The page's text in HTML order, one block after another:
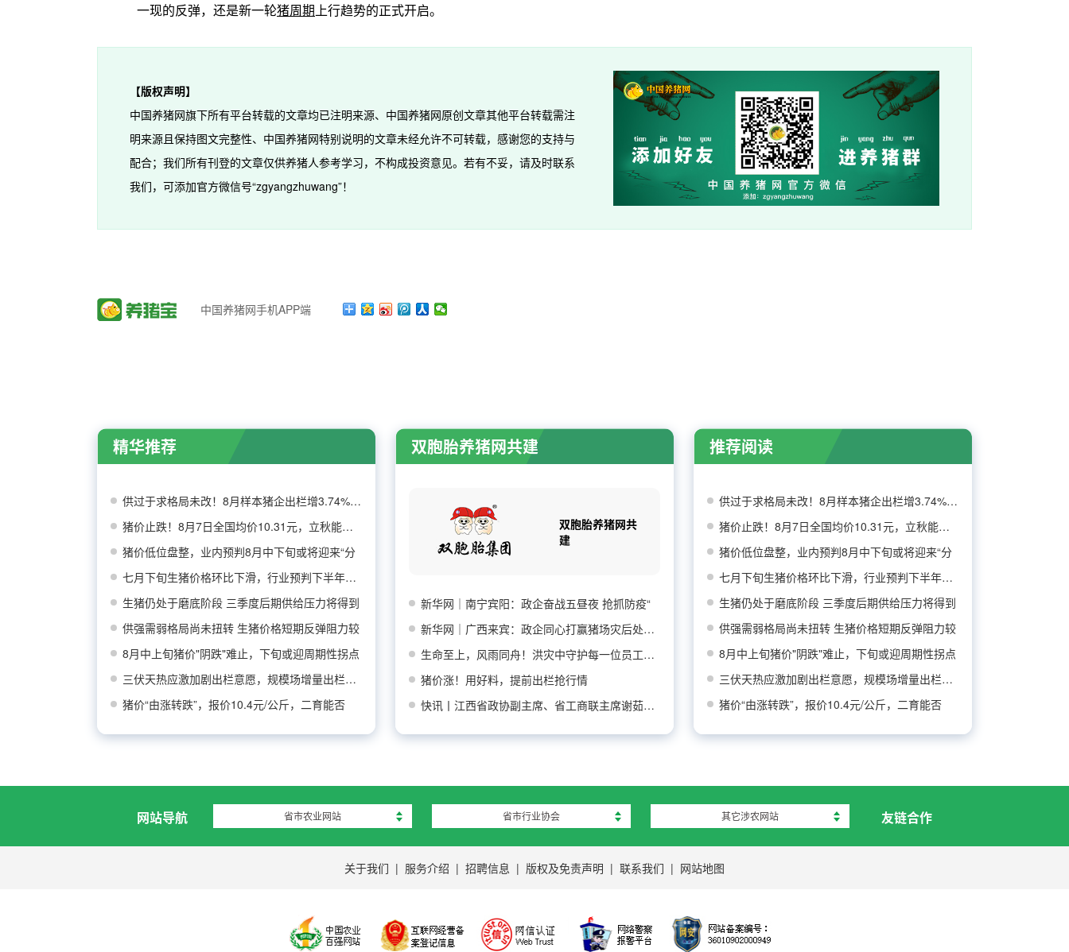
一现的反弹，还是新一轮猪周期上行趋势的正式开启。
【版权声明】
中国养猪网旗下所有平台转载的文章均已注明来源、中国养猪网原创文章其他平台转载需注
明来源且保持图文完整性、中国养猪网特别说明的文章未经允许不可转载，感谢您的支持与
配合；我们所有刊登的文章仅供养猪人参考学习，不构成投资意见。若有不妥，请及时联系
我们，可添加官方微信号“zgyangzhuwang”！
中国养猪网手机APP端
精华推荐
供过于求格局未改！8月样本猪企出栏增3.74%，消
猪价止跌！8月7日全国均价10.31元，立秋能否带
猪价低位盘整，业内预判8月中下旬或将迎来“分
七月下旬生猪价格环比下滑，行业预判下半年猪价
生猪仍处于磨底阶段 三季度后期供给压力将得到
供强需弱格局尚未扭转 生猪价格短期反弹阻力较
8月中上旬猪价"阴跌"难止，下旬或迎周期性拐点
三伏天热应激加剧出栏意愿，规模场增量出栏兑现
猪价“由涨转跌”，报价10.4元/公斤，二育能否
双胞胎养猪网共建
双胞胎养猪网共
建
新华网｜南宁宾阳：政企奋战五昼夜 抢抓防疫“
新华网｜广西来宾：政企同心打赢猪场灾后处置防
生命至上，风雨同舟！洪灾中守护每一位员工平安
猪价涨！用好料，提前出栏抢行情
快讯丨江西省政协副主席、省工商联主席谢茹莅临
推荐阅读
供过于求格局未改！8月样本猪企出栏增3.74%，消
猪价止跌！8月7日全国均价10.31元，立秋能否带
猪价低位盘整，业内预判8月中下旬或将迎来“分
七月下旬生猪价格环比下滑，行业预判下半年猪价
生猪仍处于磨底阶段 三季度后期供给压力将得到
供强需弱格局尚未扭转 生猪价格短期反弹阻力较
8月中上旬猪价"阴跌"难止，下旬或迎周期性拐点
三伏天热应激加剧出栏意愿，规模场增量出栏兑现
猪价“由涨转跌”，报价10.4元/公斤，二育能否
网站导航 省市农业网站 省市行业协会 其它涉农网站 友链合作
关于我们 | 服务介绍 | 招聘信息 | 版权及免责声明 | 联系我们 | 网站地图